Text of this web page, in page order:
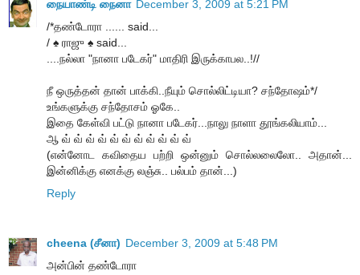
நையாண்டி நைனா December 3, 2009 at 5:21 PM
/*தண்டோரா ...... said...
/ ♠ ராஜு ♠ said...
....நல்லா "நானா படேகர்" மாதிரி இருக்காபல..!//
நீ ஒருத்தன் தான் பாக்கி..நீயும் சொல்லிட்டியா? சந்தோஷம்*/
உங்களுக்கு சந்தோசம் ஓகே..
இதை கேள்வி பட்டு நானா படேகர்...நாலு நாளா தூங்கலியாம்...
ஆ வ் வ் வ் வ் வ் வ் வ் வ் வ் வ் வ்
(என்னோட கவிதைய பற்றி ஒன்னும் சொல்லலைலோ.. அதான்...
இன்னிக்கு எனக்கு லஞ்சு.. பல்பம் தான்...)
Reply
cheena (சீனா) December 3, 2009 at 5:48 PM
அன்பின் தண்டோரா